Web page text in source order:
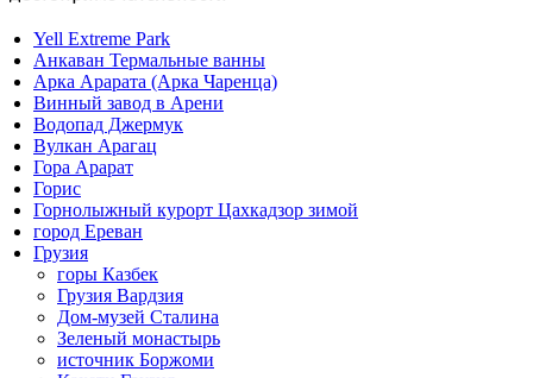
Yell Extreme Park
Анкаван Термальные ванны
Арка Арарата (Арка Чаренца)
Винный завод в Арени
Водопад Джермук
Вулкан Арагац
Гора Арарат
Горис
Горнолыжный курорт Цахкадзор зимой
город Ереван
Грузия
горы Казбек
Грузия Вардзия
Дом-музей Сталина
Зеленый монастырь
источник Боржоми